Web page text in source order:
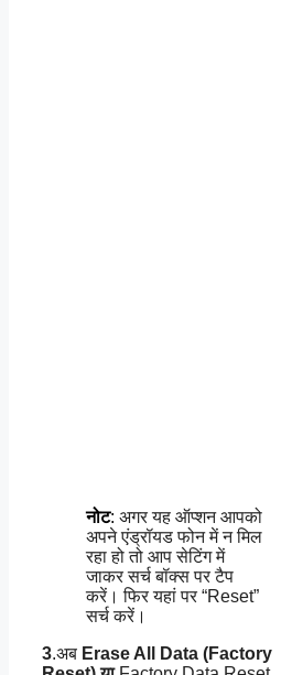
नोट: अगर यह ऑप्शन आपको
अपने एंड्रॉयड फोन में न मिल
रहा हो तो आप सेटिंग में
जाकर सर्च बॉक्स पर टैप
करें। फिर यहां पर “Reset”
सर्च करें।
3.अब Erase All Data (Factory